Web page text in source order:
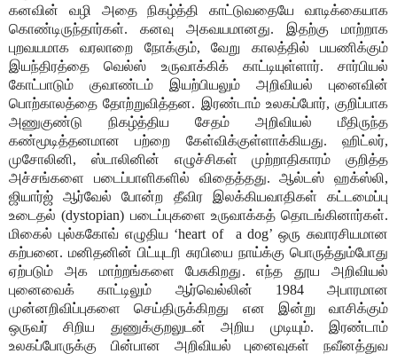
கனவின் வழி அதை நிகழ்த்தி காட்டுவதையே வாடிக்கையாக
கொண்டிருந்தார்கள். கனவு அகவயமானது. இதற்கு மாற்றாக
புறவயமாக வரலாறை நோக்கும், வேறு காலத்தில் பயணிக்கும்
இயந்திரத்தை வெல்ஸ் உருவாக்கிக் காட்டியுள்ளார். சார்பியல்
கோட்பாடும் குவாண்டம் இயற்பியலும் அறிவியல் புனைவின்
பொற்காலத்தை தோற்றுவித்தன. இரண்டாம் உலகப்போர், குறிப்பாக
அணுகுண்டு நிகழ்த்திய சேதம் அறிவியல் மீதிருந்த
கண்மூடித்தனமான பற்றை கேள்விக்குள்ளாக்கியது. ஹிட்லர்,
முசோலினி, ஸ்டாலினின் எழுச்சிகள் முற்றாதிகாரம் குறித்த
அச்சங்களை படைப்பாளிகளில் விதைத்தது. ஆல்டஸ் ஹக்ஸ்லி,
ஜியார்ஜ் ஆர்வேல் போன்ற தீவிர இலக்கியவாதிகள் கட்டமைப்பு
உடைதல் (dystopian) படைப்புகளை உருவாக்கத் தொடங்கினார்கள்.
மிகைல் புல்ககோவ் எழுதிய ‘heart of
a dog’ ஒரு சுவாரசியமான
கற்பனை. மனிதனின் பிட்யுடரி சுரபியை நாய்க்கு பொருத்தும்போது
ஏற்படும் அக மாற்றங்களை பேசுகிறது. எந்த தூய அறிவியல்
புனைவைக் காட்டிலும் ஆர்வெல்லின் 1984 அபாரமான
முன்னறிவிப்புகளை செய்திருக்கிறது என இன்று வாசிக்கும்
ஒருவர் சிறிய துணுக்குறலுடன் அறிய முடியும். இரண்டாம்
உலகப்போருக்கு பின்பான அறிவியல் புனைவுகள் நவீனத்துவ